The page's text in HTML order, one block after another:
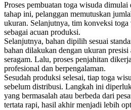
Proses pembuatan toga wisuda dimulai
tahap ini, pelanggan memutuskan
ukuran. Selanjutnya, tim konveksi toga
sebagai acuan produksi.
Selanjutnya, bahan dipilih sesuai
bahan dilakukan dengan ukuran presisi
seragam. Lalu, proses penjahitan
profesional dan berpengalaman.
Sesudah produksi selesai, tiap toga
sebelum distribusi. Langkah ini
yang bermasalah atau berbeda dari
tertata rapi, hasil akhir menjadi lebih